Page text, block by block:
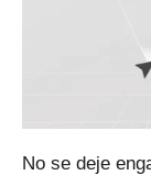
No se deje